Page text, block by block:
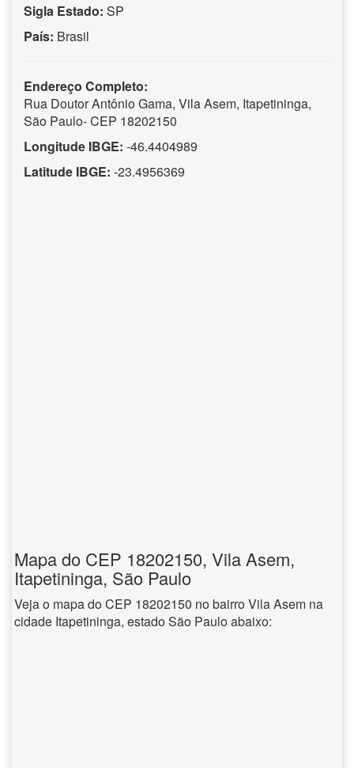
Sigla Estado: SP
País: Brasil
Endereço Completo:
Rua Doutor Antônio Gama, Vila Asem, Itapetininga,
São Paulo- CEP 18202150
Longitude IBGE: -46.4404989
Latitude IBGE: -23.4956369
Mapa do CEP 18202150, Vila Asem,
Itapetininga, São Paulo
Veja o mapa do CEP 18202150 no bairro Vila Asem na
cidade Itapetininga, estado São Paulo abaixo: